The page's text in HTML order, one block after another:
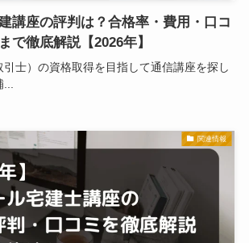
講座の評判は？合格率・費用・口コ
で徹底解説【2026年】
士）の資格取得を目指して通信講座を探し
関連情報